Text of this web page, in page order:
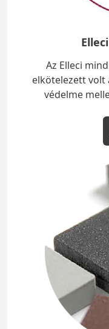
Az Elleci
elkötelezett volt
védelme